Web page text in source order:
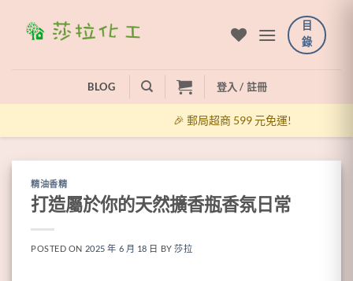
目
錄
BLOG 登入 / 註冊
🎉 郵局超商 599 元免運!
精油香精
打造屬於你的天然擴香瓶香氛日常
POSTED ON 2025 年 6 月 18 日 BY莎拉